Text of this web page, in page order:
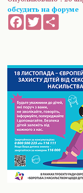
обсудить на форуме
FacebookTwitter